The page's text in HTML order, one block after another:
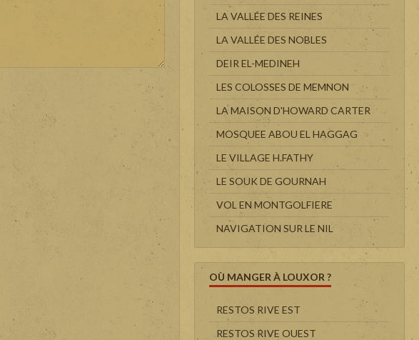
LA VALLÉE DES REINES
LA VALLÉE DES NOBLES
DEIR EL-MEDINEH
LES COLOSSES DE MEMNON
LA MAISON D'HOWARD CARTER
MOSQUEE ABOU EL HAGGAG
LE VILLAGE H.FATHY
LE SOUK DE GOURNAH
VOL EN MONTGOLFIERE
NAVIGATION SUR LE NIL
OÙ MANGER À LOUXOR ?
RESTOS RIVE EST
RESTOS RIVE OUEST